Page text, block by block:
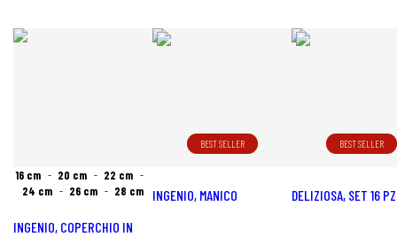
16 cm 20 cm
22 cm
24 cm
26 cm 28 cm
INGENIO, COPERCHIO IN
BEST SELLER
INGENIO, MANICO
BEST SELLER
DELIZIOSA, SET 16 PZ